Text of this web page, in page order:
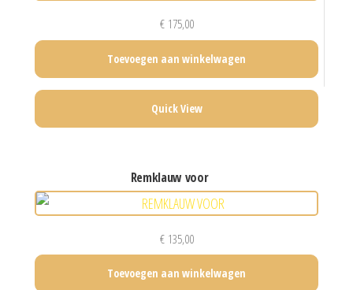
€175,00
Toevoegen aan winkelwagen
Quick View
remklauw voor
€135,00
Toevoegen aan winkelwagen